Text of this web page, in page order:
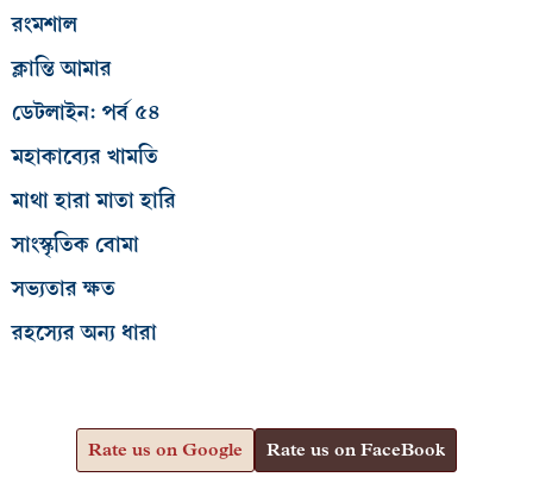
রংমশাল
ক্লান্তি আমার
ডেটলাইন: পর্ব ৫৪
মহাকাব্যের খামতি
মাথা হারা মাতা হারি
সাংস্কৃতিক বোমা
সভ্যতার ক্ষত
রহস্যের অন্য ধারা
Rate us on Google Rate us on FaceBook